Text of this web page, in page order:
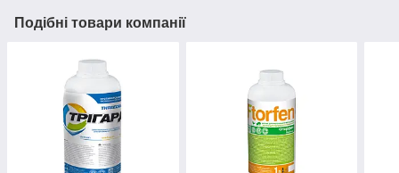
Подібні товари компанії